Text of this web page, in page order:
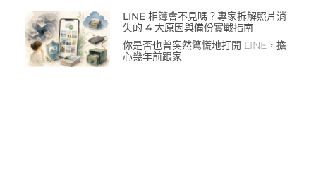
LINE 相簿會不見嗎？專家拆解照片消
失的 4 大原因與備份實戰指南
你是否也曾突然驚慌地打開 LINE，擔
心幾年前跟家